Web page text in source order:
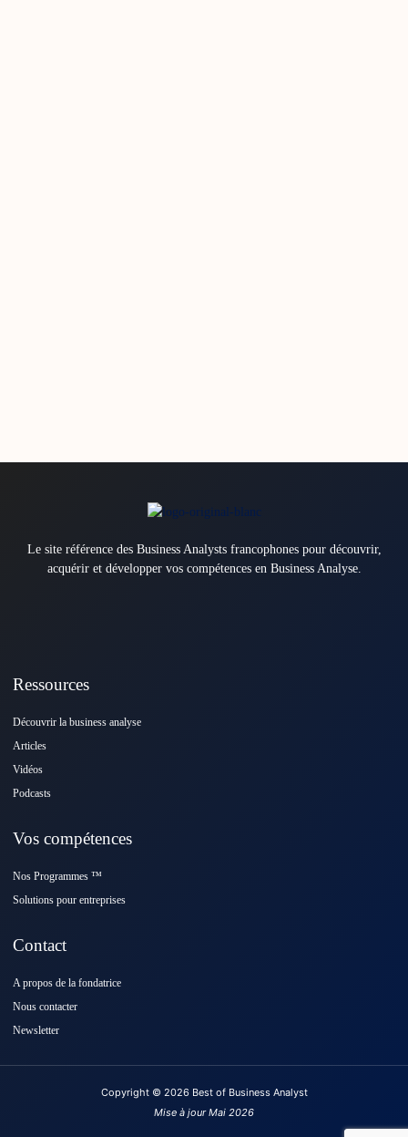
Le site référence des Business Analysts francophones pour découvrir,
acquérir et développer vos compétences en Business Analyse.
Ressources
Découvrir la business analyse
Articles
Vidéos
Podcasts
Vos compétences
Nos Programmes ™️
Solutions pour entreprises
Contact
A propos de la fondatrice
Nous contacter
Newsletter
Copyright © 2026 Best of Business Analyst
Mise à jour Mai 2026